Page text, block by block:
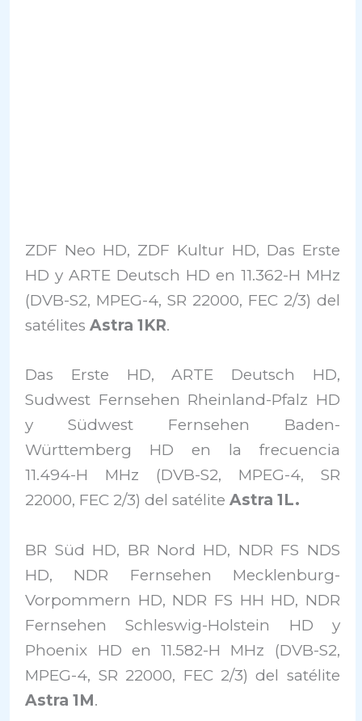
ZDF Neo HD, ZDF Kultur HD, Das Erste
HD y ARTE Deutsch HD en 11.362-H MHz
(DVB-S2, MPEG-4, SR 22000, FEC 2/3) del
satélitesAstra 1KR.
Das Erste HD, ARTE Deutsch HD,
Sudwest Fernsehen Rheinland-Pfalz HD
y Südwest Fernsehen Baden-
Württemberg HD en la frecuencia
11.494-H MHz (DVB-S2, MPEG-4, SR
22000, FEC 2/3) del satéliteAstra 1L.
BR Süd HD, BR Nord HD, NDR FS NDS
HD, NDR Fernsehen Mecklenburg-
Vorpommern HD, NDR FS HH HD, NDR
Fernsehen Schleswig-Holstein HD y
Phoenix HD en 11.582-H MHz (DVB-S2,
MPEG-4, SR 22000, FEC 2/3) del satélite
Astra 1M.